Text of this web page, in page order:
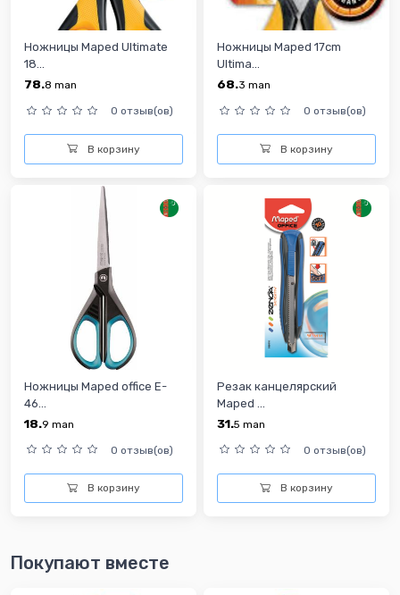
Ножницы Maped Ultimate
18...
78.8 man
0 отзыв(ов)
В корзину
Ножницы Maped 17cm
Ultima...
68.3 man
0 отзыв(ов)
В корзину
Ножницы Maped office E-
46...
18.9 man
0 отзыв(ов)
В корзину
Резак канцелярский
Maped ...
31.5 man
0 отзыв(ов)
В корзину
Покупают вместе